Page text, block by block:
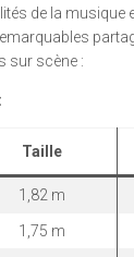
de la musique
sur scène :
Taille
1,82 m
1,75 m